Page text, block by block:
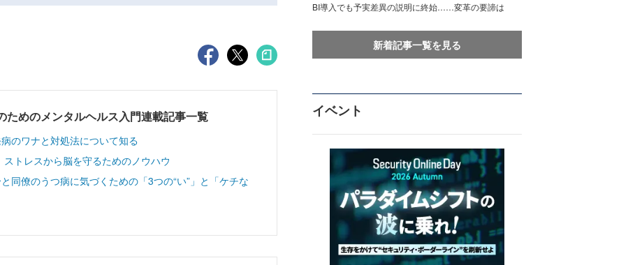
ためのメンタルヘルス入門連載記事一覧
のワナと対処法について知る
トレスから脳を守るためのノウハウ
同僚のうつ病に気づくための「3つの“い”」と「ケチな
BI導入でも予実差異の説明に終始……変革の要諦は
新着記事一覧を見る
イベント